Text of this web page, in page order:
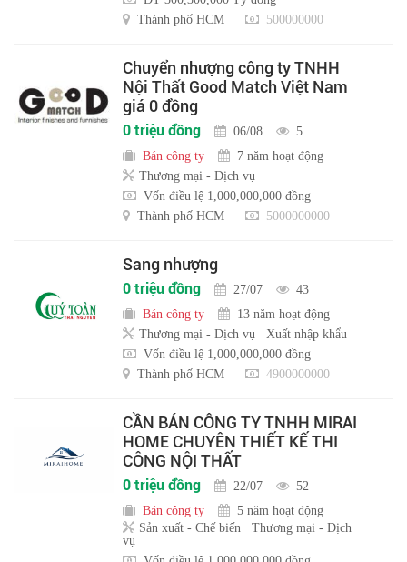
Thành phố HCM
500000000
Chuyển nhượng công ty TNHH
Nội Thất Good Match Việt Nam
giá 0 đồng
0 triệu đồng 06/08
5
Bán công ty
7 năm hoạt động
Thương mại - Dịch vụ
Vốn điều lệ 1,000,000,000 đồng
Thành phố HCM
5000000000
Sang nhượng
0 triệu đồng 27/07
43
Bán công ty
13 năm hoạt động
Thương mại - Dịch vụ
Xuất nhập khẩu
Vốn điều lệ 1,000,000,000 đồng
Thành phố HCM
4900000000
CẦN BÁN CÔNG TY TNHH MIRAI
HOME CHUYÊN THIẾT KẾ THI
CÔNG NỘI THẤT
0 triệu đồng 22/07
52
Bán công ty
5 năm hoạt động
Sản xuất - Chế biến
Thương mại - Dịch
vụ